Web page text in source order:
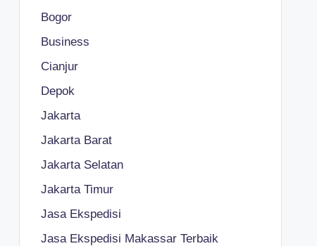
Bogor
Business
Cianjur
Depok
Jakarta
Jakarta Barat
Jakarta Selatan
Jakarta Timur
Jasa Ekspedisi
Jasa Ekspedisi Makassar Terbaik